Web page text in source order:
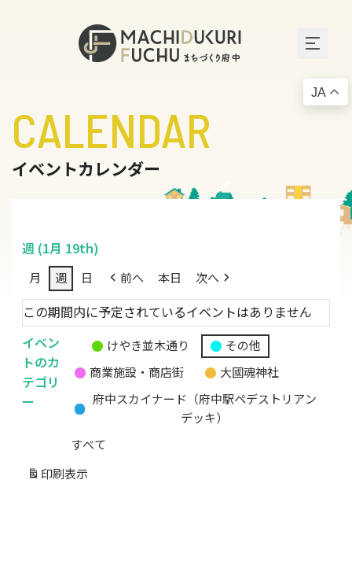
CALENDAR
イベントカレンダー
週 (1月 19th)
月 週 日 前へ 本日 次へ
この期間内に予定されているイベントはありません
イベン
トのカ
テゴリ
ー
題
カ
ゴ
リ
けやき並木通り
その他
商業施設・商店街
大國魂神社
府中スカイナード（府中駅ペデストリアン
デッキ）
すべて
印刷 表示
JA